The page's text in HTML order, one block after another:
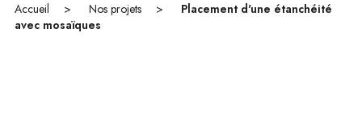
Références
Accueil Nos projets
Placement d'une étanchéité
avec mosaïques